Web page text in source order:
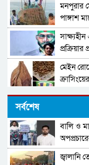
মনপুরার
পাঙ্গাশ
পুড়িয়ে
প্রক্রিয়ার
মেইন
ঘাটাইলে
মনপুরার
পুড়ে ছাই
সর্বশেষ
বালি ও
জ্বালানি